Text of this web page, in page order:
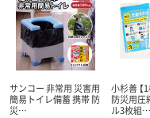
サンコー 非常用 災害用
簡易トイレ備蓄 携帯 防
災…
小杉善 【
防災用圧
ル3枚組…